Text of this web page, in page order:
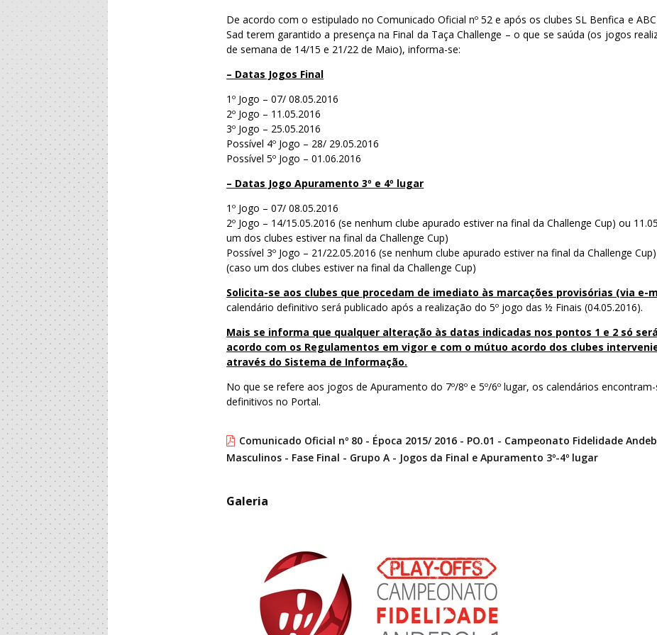
De acordo com o estipulado no Comunicado Oficial nº 52 e após os clubes SL Benfica e
Sad terem garantido a presença na Final da Taça Challenge – o que se saúda (os jogos
de semana de 14/15 e 21/22 de Maio), informa-se:
– Datas Jogos Final
1º Jogo – 07/ 08.05.2016
2º Jogo – 11.05.2016
3º Jogo – 25.05.2016
Possível 4º Jogo – 28/ 29.05.2016
Possível 5º Jogo – 01.06.2016
– Datas Jogo Apuramento 3º e 4º lugar
1º Jogo – 07/ 08.05.2016
2º Jogo – 14/15.05.2016 (se nenhum clube apurado estiver na final da Challenge Cup) ou
um dos clubes estiver na final da Challenge Cup)
Possível 3º Jogo – 21/22.05.2016 (se nenhum clube apurado estiver na final da Challenge
(caso um dos clubes estiver na final da Challenge Cup)
Solicita-se aos clubes que procedam de imediato às marcações provisórias (via e-
calendário definitivo será publicado após a realização do 5º jogo das ½ Finais (04.05.2016).
Mais se informa que qualquer alteração às datas indicadas nos pontos 1 e 2 só
acordo com os Regulamentos em vigor e com o mútuo acordo dos clubes
através do Sistema de Informação.
No que se refere aos jogos de Apuramento do 7º/8º e 5º/6º lugar, os calendários
definitivos no Portal.
Comunicado Oficial nº 80 - Época 2015/ 2016 - PO.01 - Campeonato Fidelidade
Masculinos - Fase Final - Grupo A - Jogos da Final e Apuramento 3º-4º lugar
Galeria